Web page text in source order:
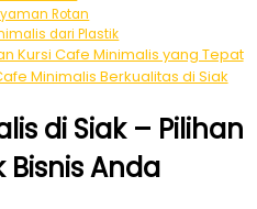
Rotan
dari Plastik
Kursi Cafe Minimalis yang Tepat
Minimalis Berkualitas di Siak
di Siak – Pilihan
Anda